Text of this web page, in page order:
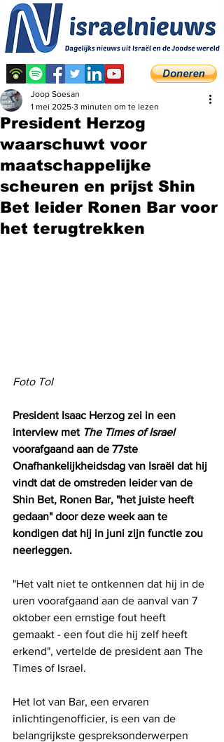
President Herzog
waarschuwt voor
maatschappelijke
scheuren en prijst Shin
Bet leider Ronen Bar voor
het terugtrekken
Joop Soesan
1 mei 2025 3 minuten om te lezen
Foto ToI
President Isaac Herzog zei in een
interview met The Times of Israel
voorafgaand aan de 77ste
Onafhankelijkheidsdag van Israël dat hij
vindt dat de omstreden leider van de
Shin Bet, Ronen Bar, "het juiste heeft
gedaan" door deze week aan te
kondigen dat hij in juni zijn functie zou
neerleggen.
"Het valt niet te ontkennen dat hij in de
uren voorafgaand aan de aanval van 7
oktober een ernstige fout heeft
gemaakt - een fout die hij zelf heeft
erkend", vertelde de president aan The
Times of Israel.
Het lot van Bar, een ervaren
inlichtingenofficier, is een van de
belangrijkste gespreksonderwerpen